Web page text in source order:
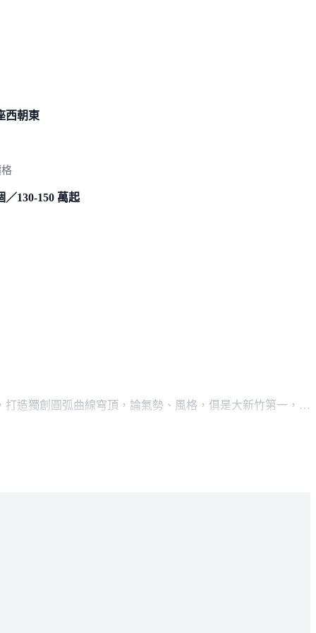
西朝東
／130-150 萬起
造獨創圓弧曲線穹頂，論氣勢、風格，俱是大新竹第一，甫
竹南鄉親，繼＜凰御＞、＜凰琚＞後，已儼然成為大新竹名
樁工程、樑柱接頭箍筋增強、600*600*30鋼柱施作工程至窗
水塗料、塗材，重重施作，滴水不漏。論隔音，施作輕質隔
高大廳、景觀健康中心、水景庭院、貴族休憩區，以五星級